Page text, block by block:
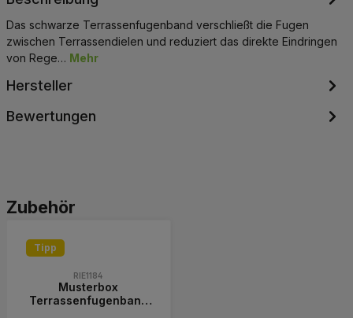
Das schwarze Terrassenfugenband verschließt die Fugen
zwischen Terrassendielen und reduziert das direkte Eindringen
von Rege… Mehr
Hersteller
Bewertungen
Produktgalerie überspringen
Zubehör
Tipp
RIE1184
Musterbox
Terrassenfugenband